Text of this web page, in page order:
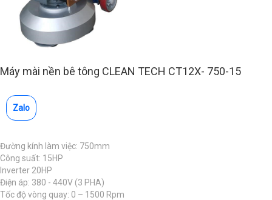
Máy mài nền bê tông CLEAN TECH CT12X- 750-15
Zalo
Đường kính làm việc: 750mm
Công suất: 15HP
Inverter 20HP
Điện áp: 380 - 440V (3 PHA)
Tốc độ vòng quay: 0 – 1500 Rpm